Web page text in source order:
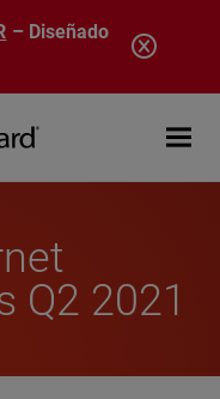
– Diseñado
Open
Q2 2021